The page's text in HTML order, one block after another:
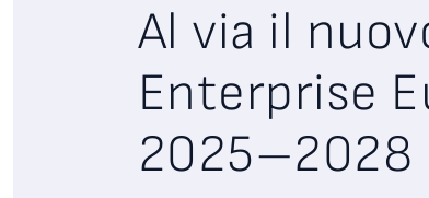
Al via il
Enterprise
2025–2028